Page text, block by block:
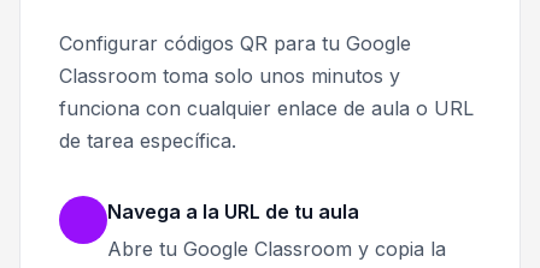
Configurar códigos QR para tu Google
Classroom toma solo unos minutos y
funciona con cualquier enlace de aula o URL
de tarea específica.
Navega a la URL de tu aula
Abre tu Google Classroom y copia la